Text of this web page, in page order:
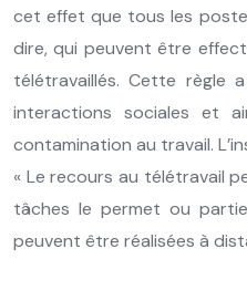
cet effet que tous les
dire, qui peuvent être
télétravaillés. Cette règle
interactions sociales et
contamination au travail.
« Le recours au télétravail
tâches le permet ou
peuvent être réalisées à